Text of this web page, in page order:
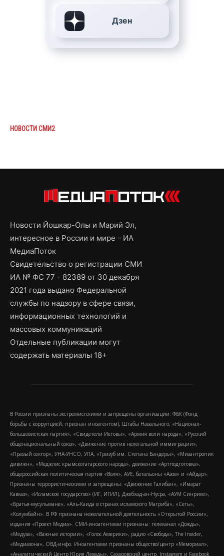
Дзен
НОВОСТИ СМИ2
Новости Йошкар-Олы и Марий Эл,
интересное в России и мире - ИА
МедиаПоток
Свидетельство о регистрации СМИ
ИА № ФС 77 - 82389 от 30 декабря
2021 года выдано Федеральной
службы по надзору в сфере связи,
информационных технологий и
массовых коммуникаций
Отдельные публикации могут
содержать материалы 18+
В России признаны экстремистскими и запрещены организации: ФБК (Фонд
борьбы с коррупцией, признан иноагентом), Штабы Навального, «Национал-
большевистская партия», «Свидетели Иеговы», «Армия воли народа», «Русский
общенациональный союз», «Движение против нелегальной иммиграции»,
«Правый сектор», УНА-УНСО, УПА, «Тризуб им. Степана Бандеры», «Мизантропик
дивижн», «Меджлис крымскотатарского народа», движение «Артподготовка»,
общероссийская политическая партия «Воля», АУЕ, батальоны «Азов» и «Айдар».
Признаны террористическими и запрещены: «Движение Талибан», «Имарат
Кавказ», «Исламское государство» (ИГ, ИГИЛ), Джебхад-ан-Нусра, «АУМ Синрике»,
«Братья-мусульмане», «Аль-Каида в странах исламского Магриба», «Сеть»,
«Колумбайн». В РФ признана нежелательной деятельность «Открытой России»,
издания «Проект Медиа». СМИ-иноагентами признаны: телеканал «Дождь»,
«Медуза», «Важные истории», «Голос Америки», радио «Свобода», The Insider,
«Медиазона», ОВД-инфо. Иноагентами признаны общество/центр «Мемориал»,
«Аналитический Центр Юрия Левады», Сахаровский центр. Instagram и Facebook